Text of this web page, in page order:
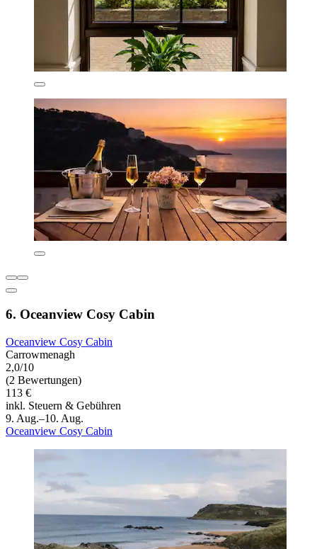
6. Oceanview Cosy Cabin
Oceanview Cosy Cabin
Carrowmenagh
2,0/10
(2 Bewertungen)
113 €
inkl. Steuern & Gebühren
9. Aug.–10. Aug.
Oceanview Cosy Cabin